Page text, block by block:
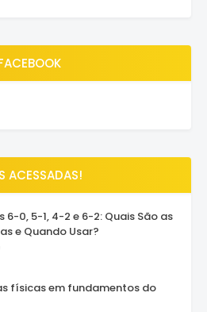
ACESSADAS!
6-0, 5-1, 4-2 e 6-2: Quais São as
e Quando Usar?
físicas em fundamentos do